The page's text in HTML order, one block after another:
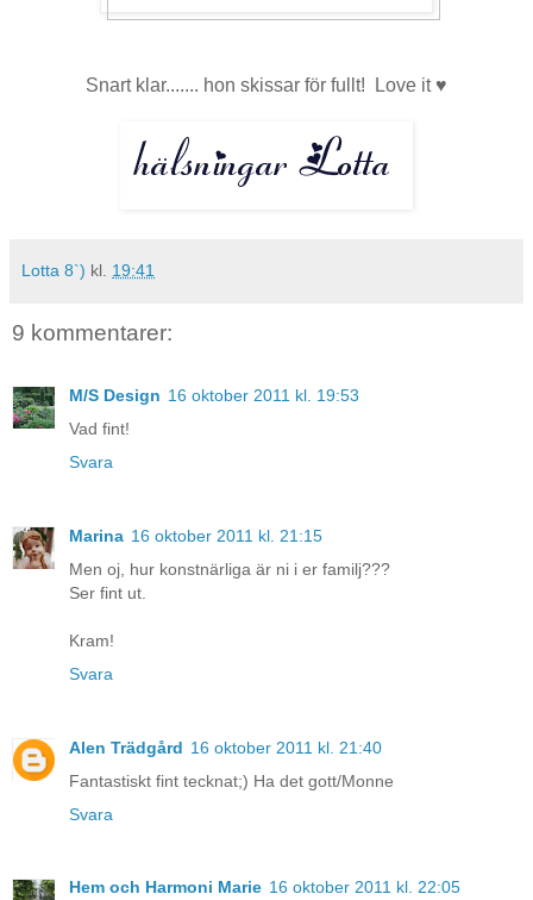
Snart klar....... hon skissar för fullt! Love it ♥
Lotta 8`) kl. 19:41
9 kommentarer:
M/S Design 16 oktober 2011 kl. 19:53
Vad fint!
Svara
Marina 16 oktober 2011 kl. 21:15
Men oj, hur konstnärliga är ni i er familj???
Ser fint ut.
Kram!
Svara
Alen Trädgård 16 oktober 2011 kl. 21:40
Fantastiskt fint tecknat;) Ha det gott/Monne
Svara
Hem och Harmoni Marie 16 oktober 2011 kl. 22:05